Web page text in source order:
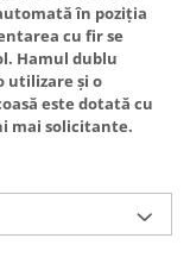
în poziția
cu fir se
Hamul dublu
utilizare și o
este dotată cu
mai solicitante.